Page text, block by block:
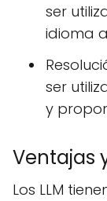
ser
idioma
ser
y
Ventajas
Los LLM